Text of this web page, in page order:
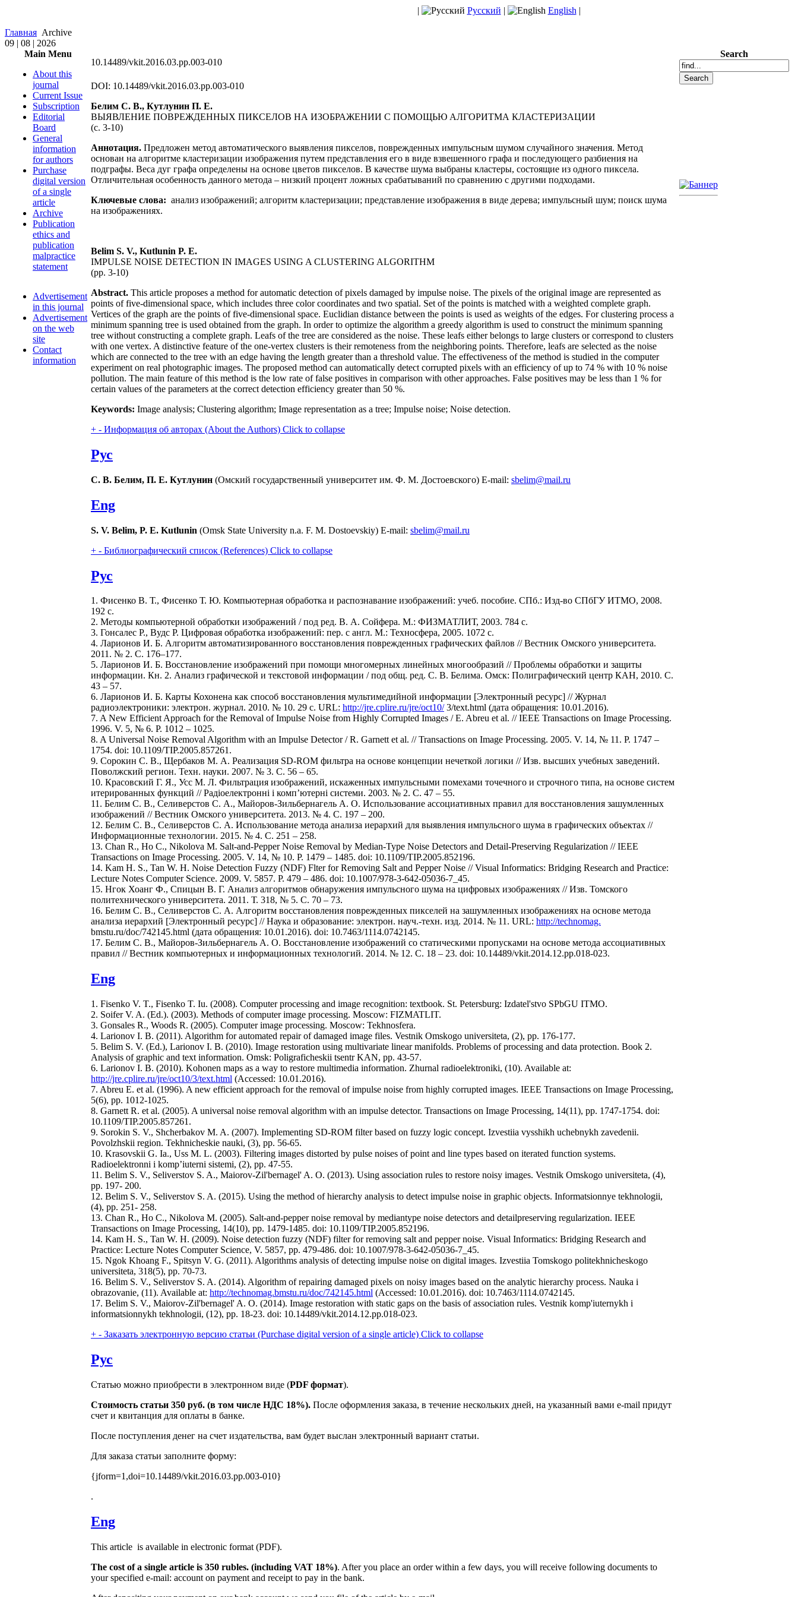
| Русский | English |
Главная Archive
09 | 08 | 2026
Main Menu
About this
journal
Current Issue
Subscription
Editorial
Board
General
information
for authors
Purchase
digital version
of a single
article
Archive
Publication
ethics and
publication
malpractice
statement
Advertisement
in this journal
Advertisement
on the web
site
Contact
information
10.14489/vkit.2016.03.pp.003-010
DOI: 10.14489/vkit.2016.03.pp.003-010
Белим С. В., Кутлунин П. Е.
ВЫЯВЛЕНИЕ ПОВРЕЖДЕННЫХ ПИКСЕЛОВ НА ИЗОБРАЖЕНИИ С ПОМОЩЬЮ АЛГОРИТМА КЛАСТЕРИЗАЦИИ
(c. 3-10)
Аннотация. Предложен метод автоматического выявления пикселов, поврежденных импульсным шумом случайного значения. Метод
основан на алгоритме кластеризации изображения путем представления его в виде взвешенного графа и последующего разбиения на
подграфы. Веса дуг графа определены на основе цветов пикселов. В качестве шума выбраны кластеры, состоящие из одного пиксела.
Отличительная особенность данного метода – низкий процент ложных срабатываний по сравнению с другими подходами.
Ключевые слова: анализ изображений; алгоритм кластеризации; представление изображения в виде дерева; импульсный шум; поиск шума
на изображениях.
Belim S. V., Kutlunin P. E.
IMPULSE NOISE DETECTION IN IMAGES USING A CLUSTERING ALGORITHM
(pp. 3-10)
Abstract. This article proposes a method for automatic detection of pixels damaged by impulse noise. The pixels of the original image are represented as
points of five-dimensional space, which includes three color coordinates and two spatial. Set of the points is matched with a weighted complete graph.
Vertices of the graph are the points of five-dimensional space. Euclidian distance between the points is used as weights of the edges. For clustering process a
minimum spanning tree is used obtained from the graph. In order to optimize the algorithm a greedy algorithm is used to construct the minimum spanning
tree without constructing a complete graph. Leafs of the tree are considered as the noise. These leafs either belongs to large clusters or correspond to clusters
with one vertex. A distinctive feature of the one-vertex clusters is their remoteness from the neighboring points. Therefore, leafs are selected as the noise
which are connected to the tree with an edge having the length greater than a threshold value. The effectiveness of the method is studied in the computer
experiment on real photographic images. The proposed method can automatically detect corrupted pixels with an efficiency of up to 74 % with 10 % noise
pollution. The main feature of this method is the low rate of false positives in comparison with other approaches. False positives may be less than 1 % for
certain values of the parameters at the correct detection efficiency greater than 50 %.
Keywords: Image analysis; Clustering algorithm; Image representation as a tree; Impulse noise; Noise detection.
+ - Информация об авторах (About the Authors) Click to collapse
Рус
С. В. Белим, П. Е. Кутлунин (Омский государственный университет им. Ф. М. Достоевского) E-mail: sbelim@mail.ru
Eng
S. V. Belim, P. E. Kutlunin (Omsk State University n.a. F. M. Dostoevskiy) E-mail: sbelim@mail.ru
+ - Библиографический список (References) Click to collapse
Рус
1. Фисенко В. Т., Фисенко Т. Ю. Компьютерная обработка и распознавание изображений: учеб. пособие. СПб.: Изд-во СПбГУ ИТМО, 2008.
192 с.
2. Методы компьютерной обработки изображений / под ред. В. А. Сойфера. М.: ФИЗМАТЛИТ, 2003. 784 с.
3. Гонсалес Р., Вудс Р. Цифровая обработка изображений: пер. с англ. М.: Техносфера, 2005. 1072 с.
4. Ларионов И. Б. Алгоритм автоматизированного восстановления поврежденных графических файлов // Вестник Омского университета.
2011. № 2. С. 176–177.
5. Ларионов И. Б. Восстановление изображений при помощи многомерных линейных многообразий // Проблемы обработки и защиты
информации. Кн. 2. Анализ графической и текстовой информации / под общ. ред. С. В. Белима. Омск: Полиграфический центр КАН, 2010. С.
43 – 57.
6. Ларионов И. Б. Карты Кохонена как способ восстановления мультимедийной информации [Электронный ресурс] // Журнал
радиоэлектроники: электрон. журнал. 2010. № 10. 29 c. URL: http://jre.cplire.ru/jre/oct10/3/text.html (дата обращения: 10.01.2016).
7. A New Efficient Approach for the Removal of Impulse Noise from Highly Corrupted Images / E. Abreu et al. // IEEE Transactions on Image Processing.
1996. V. 5, № 6. P. 1012 – 1025.
8. A Universal Noise Removal Algorithm with an Impulse Detector / R. Garnett et al. // Transactions on Image Processing. 2005. V. 14, № 11. P. 1747 –
1754. doi: 10.1109/TIP.2005.857261.
9. Сорокин С. В., Щербаков М. А. Реализация SD-ROM фильтра на основе концепции нечеткой логики // Изв. высших учебных заведений.
Поволжский регион. Техн. науки. 2007. № 3. С. 56 – 65.
10. Красовский Г. Я., Усс М. Л. Фильтрация изображений, искаженных импульсными помехами точечного и строчного типа, на основе систем
итерированных функций // Радiоелектроннi i комп’ютернi системи. 2003. № 2. С. 47 – 55.
11. Белим С. В., Селиверстов С. А., Майоров-Зильбернагель А. О. Использование ассоциативных правил для восстановления зашумленных
изображений // Вестник Омского университета. 2013. № 4. С. 197 – 200.
12. Белим С. В., Селиверстов С. А. Использование метода анализа иерархий для выявления импульсного шума в графических объектах //
Информационные технологии. 2015. № 4. С. 251 – 258.
13. Chan R., Ho C., Nikolova M. Salt-and-Pepper Noise Removal by Median-Type Noise Detectors and Detail-Preserving Regularization // IEEE
Transactions on Image Processing. 2005. V. 14, № 10. P. 1479 – 1485. doi: 10.1109/TIP.2005.852196.
14. Kam H. S., Tan W. H. Noise Detection Fuzzy (NDF) Flter for Removing Salt and Pepper Noise // Visual Informatics: Bridging Research and Practice:
Lecture Notes Computer Science. 2009. V. 5857. P. 479 – 486. doi: 10.1007/978-3-642-05036-7_45.
15. Нгок Хоанг Ф., Спицын В. Г. Анализ алгоритмов обнаружения импульсного шума на цифровых изображениях // Изв. Томского
политехнического университета. 2011. Т. 318, № 5. С. 70 – 73.
16. Белим С. В., Селиверстов С. А. Алгоритм восстановления поврежденных пикселей на зашумленных изображениях на основе метода
анализа иерархий [Электронный ресурс] // Наука и образование: электрон. науч.-техн. изд. 2014. № 11. URL: http://technomag.
bmstu.ru/doc/742145.html (дата обращения: 10.01.2016). doi: 10.7463/1114.0742145.
17. Белим С. В., Майоров-Зильбернагель А. О. Восстановление изображений со статическими пропусками на основе метода ассоциативных
правил // Вестник компьютерных и информационных технологий. 2014. № 12. С. 18 – 23. doi: 10.14489/vkit.2014.12.pp.018-023.
Eng
1. Fisenko V. T., Fisenko T. Iu. (2008). Computer processing and image recognition: textbook. St. Petersburg: Izdatel'stvo SPbGU ITMO.
2. Soifer V. A. (Ed.). (2003). Methods of computer image processing. Мoscow: FIZMATLIT.
3. Gonsales R., Woods R. (2005). Computer image processing. Moscow: Tekhnosfera.
4. Larionov I. B. (2011). Algorithm for automated repair of damaged image files. Vestnik Omskogo universiteta, (2), pp. 176-177.
5. Belim S. V. (Ed.), Larionov I. B. (2010). Image restoration using multivariate linear manifolds. Problems of processing and data protection. Book 2.
Analysis of graphic and text information. Omsk: Poligraficheskii tsentr KAN, pp. 43-57.
6. Larionov I. B. (2010). Kohonen maps as a way to restore multimedia information. Zhurnal radioelektroniki, (10). Available at:
http://jre.cplire.ru/jre/oct10/3/text.html (Accessed: 10.01.2016).
7. Abreu E. et al. (1996). A new efficient approach for the removal of impulse noise from highly corrupted images. IEEE Transactions on Image Processing,
5(6), pp. 1012-1025.
8. Garnett R. et al. (2005). A universal noise removal algorithm with an impulse detector. Transactions on Image Processing, 14(11), pp. 1747-1754. doi:
10.1109/TIP.2005.857261.
9. Sorokin S. V., Shcherbakov M. A. (2007). Implementing SD-ROM filter based on fuzzy logic concept. Izvestiia vysshikh uchebnykh zavedenii.
Povolzhskii region. Tekhnicheskie nauki, (3), pp. 56-65.
10. Krasovskii G. Ia., Uss M. L. (2003). Filtering images distorted by pulse noises of point and line types based on iterated function systems.
Radioelektronni i komp’iuterni sistemi, (2), pp. 47-55.
11. Belim S. V., Seliverstov S. A., Maiorov-Zil'bernagel' A. O. (2013). Using association rules to restore noisy images. Vestnik Omskogo universiteta, (4),
pp. 197- 200.
12. Belim S. V., Seliverstov S. A. (2015). Using the method of hierarchy analysis to detect impulse noise in graphic objects. Informatsionnye tekhnologii,
(4), pp. 251- 258.
13. Chan R., Ho C., Nikolova M. (2005). Salt-and-pepper noise removal by mediantype noise detectors and detailpreserving regularization. IEEE
Transactions on Image Processing, 14(10), pp. 1479-1485. doi: 10.1109/TIP.2005.852196.
14. Kam H. S., Tan W. H. (2009). Noise detection fuzzy (NDF) filter for removing salt and pepper noise. Visual Informatics: Bridging Research and
Practice: Lecture Notes Computer Science, V. 5857, pp. 479-486. doi: 10.1007/978-3-642-05036-7_45.
15. Ngok Khoang F., Spitsyn V. G. (2011). Algorithms analysis of detecting impulse noise on digital images. Izvestiia Tomskogo politekhnicheskogo
universiteta, 318(5), pp. 70-73.
16. Belim S. V., Seliverstov S. A. (2014). Algorithm of repairing damaged pixels on noisy images based on the analytic hierarchy process. Nauka i
obrazovanie, (11). Available at: http://technomag.bmstu.ru/doc/742145.html (Accessed: 10.01.2016). doi: 10.7463/1114.0742145.
17. Belim S. V., Maiorov-Zil'bernagel' A. O. (2014). Image restoration with static gaps on the basis of association rules. Vestnik komp'iuternykh i
informatsionnykh tekhnologii, (12), pp. 18-23. doi: 10.14489/vkit.2014.12.pp.018-023.
+ - Заказать электронную версию статьи (Purchase digital version of a single article) Click to collapse
Рус
Статью можно приобрести в электронном виде (PDF формат).
Стоимость статьи 350 руб. (в том числе НДС 18%). После оформления заказа, в течение нескольких дней, на указанный вами e-mail придут
счет и квитанция для оплаты в банке.
После поступления денег на счет издательства, вам будет выслан электронный вариант статьи.
Для заказа статьи заполните форму:
{jform=1,doi=10.14489/vkit.2016.03.pp.003-010}
.
Eng
This article is available in electronic format (PDF).
The cost of a single article is 350 rubles. (including VAT 18%). After you place an order within a few days, you will receive following documents to
your specified e-mail: account on payment and receipt to pay in the bank.
Search